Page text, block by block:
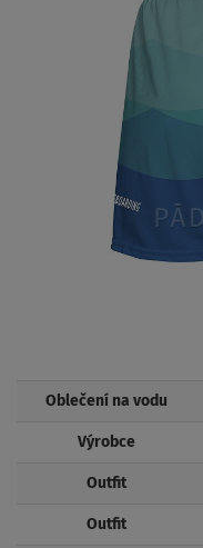
Oblečení na vodu
Výrobce
Outfit
Outfit